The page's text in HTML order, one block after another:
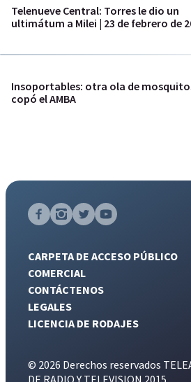
Telenueve Central: Torres le dio un
ultimátum a Milei | 23 de febrero de
Insoportables: otra ola de
copó el AMBA
CARPETA DE ACCESO PÚBLICO
COMERCIAL
CONTÁCTENOS
LEGALES
LICENCIA DE RODAJES
© 2026 Derechos reservados
DE RADIO Y TELEVISION 2015